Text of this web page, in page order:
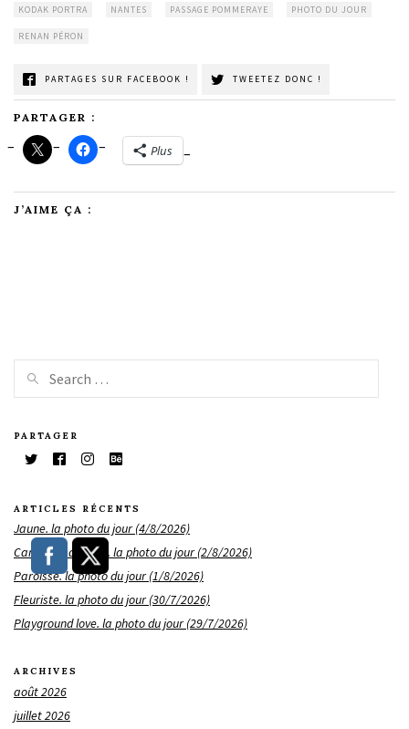
KODAK PORTRA NANTES PASSAGE POMMERAYE PHOTO DU JOUR
RENAN PÉRON
PARTAGES SUR FACEBOOK ! TWEETEZ DONC !
PARTAGER :
Plus
J’AIME ÇA :
PARTAGER
ARTICLES RÉCENTS
Jaune. la photo du jour (4/8/2026)
Camping sauvage. la photo du jour (2/8/2026)
Paroisse. la photo du jour (1/8/2026)
Fleuriste. la photo du jour (30/7/2026)
Playground love. la photo du jour (29/7/2026)
ARCHIVES
août 2026
juillet 2026